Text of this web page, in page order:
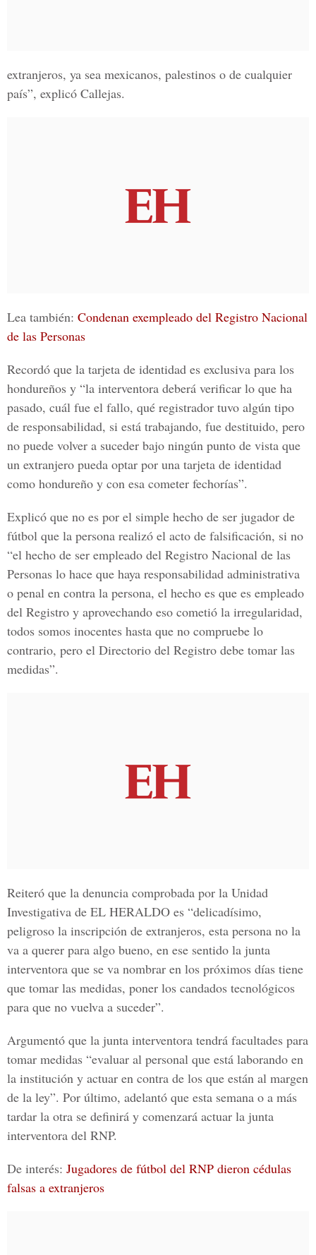
extranjeros, ya sea mexicanos, palestinos o de cualquier
país”, explicó Callejas.
Lea también: Condenan exempleado del Registro Nacional
de las Personas
Recordó que la tarjeta de identidad es exclusiva para los
hondureños y “la interventora deberá verificar lo que ha
pasado, cuál fue el fallo, qué registrador tuvo algún tipo
de responsabilidad, si está trabajando, fue destituido, pero
no puede volver a suceder bajo ningún punto de vista que
un extranjero pueda optar por una tarjeta de identidad
como hondureño y con esa cometer fechorías”.
Explicó que no es por el simple hecho de ser jugador de
fútbol que la persona realizó el acto de falsificación, si no
“el hecho de ser empleado del Registro Nacional de las
Personas lo hace que haya responsabilidad administrativa
o penal en contra la persona, el hecho es que es empleado
del Registro y aprovechando eso cometió la irregularidad,
todos somos inocentes hasta que no compruebe lo
contrario, pero el Directorio del Registro debe tomar las
medidas”.
Reiteró que la denuncia comprobada por la Unidad
Investigativa de EL HERALDO es “delicadísimo,
peligroso la inscripción de extranjeros, esta persona no la
va a querer para algo bueno, en ese sentido la junta
interventora que se va nombrar en los próximos días tiene
que tomar las medidas, poner los candados tecnológicos
para que no vuelva a suceder”.
Argumentó que la junta interventora tendrá facultades para
tomar medidas “evaluar al personal que está laborando en
la institución y actuar en contra de los que están al margen
de la ley”. Por último, adelantó que esta semana o a más
tardar la otra se definirá y comenzará actuar la junta
interventora del RNP.
De interés: Jugadores de fútbol del RNP dieron cédulas
falsas a extranjeros